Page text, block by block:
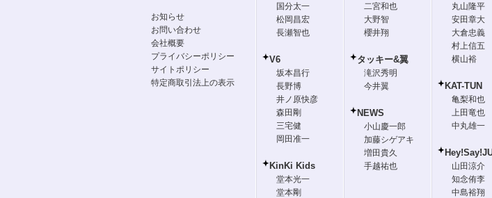
お知らせ
お問い合わせ
会社概要
プライバシーポリシー
サイトポリシー
特定商取引法上の表示
国分太一
松岡昌宏
長瀬智也
V6
坂本昌行
長野博
井ノ原快彦
森田剛
三宅健
岡田准一
KinKi Kids
堂本光一
堂本剛
二宮和也
大野智
櫻井翔
タッキー&翼
滝沢秀明
今井翼
NEWS
小山慶一郎
加藤シゲアキ
増田貴久
手越祐也
丸山隆平
安田章大
大倉忠義
村上信五
横山裕
KAT-TUN
亀梨和也
上田竜也
中丸雄一
山田涼介
知念侑李
中島裕翔